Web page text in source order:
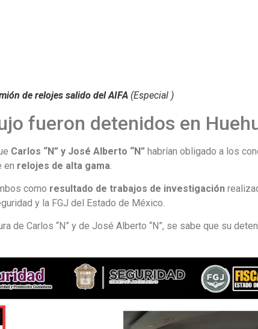
de relojes salido del AIFA (Especial )
fueron detenidos en
Carlos “N” y José Alberto “N” habrían obligado a los
en relojes de alta gama
como resultado de trabajos de investigación
y la FGJ del Estado de México.
de Carlos “N” y de José Alberto “N”, se sabe que su